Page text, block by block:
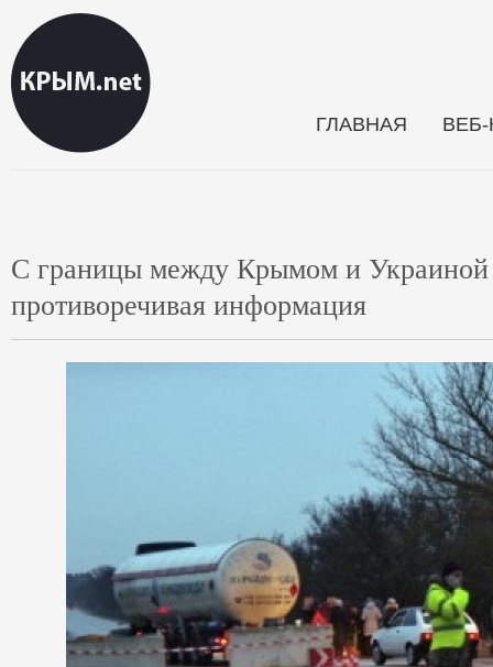
ГЛАВНАЯ
С границы между Крымом и Украиной
противоречивая информация